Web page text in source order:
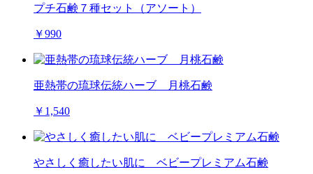
プチ石鹸７種セット（アソート）
￥990
亜熱帯の琉球伝統ハーブ 月桃石鹸
￥1,540
やさしく癒したい肌に ベビープレミアム石鹸